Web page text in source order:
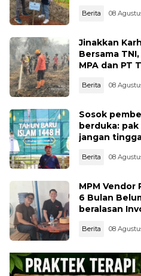
Berita 08
Jinakkan
Bersama
MPA dan PT
Berita 08
Sosok
berduka:
jangan
Berita 08
MPM Vendor
6 Bulan
beralasan
Berita 08